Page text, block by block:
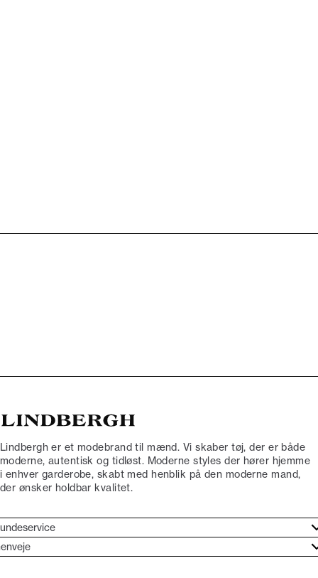
Lindbergh er et modebrand til mænd. Vi skaber tøj, der er både
moderne, autentisk og tidløst. Moderne styles der hører hjemme
i enhver garderobe, skabt med henblik på den moderne mand,
der ønsker holdbar kvalitet.